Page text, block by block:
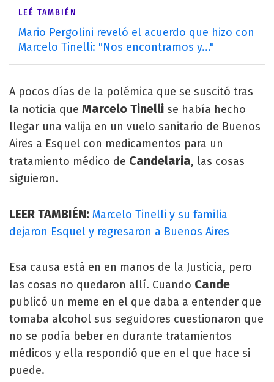
LEÉ TAMBIÉN
Mario Pergolini reveló el acuerdo que hizo con
Marcelo Tinelli: "Nos encontramos y..."
A pocos días de la polémica que se suscitó tras
la noticia que Marcelo Tinelli se había hecho
llegar una valija en un vuelo sanitario de Buenos
Aires a Esquel con medicamentos para un
tratamiento médico de Candelaria, las cosas
siguieron.
LEER TAMBIÉN: Marcelo Tinelli y su familia
dejaron Esquel y regresaron a Buenos Aires
Esa causa está en en manos de la Justicia, pero
las cosas no quedaron allí. Cuando Cande
publicó un meme en el que daba a entender que
tomaba alcohol sus seguidores cuestionaron que
no se podía beber en durante tratamientos
médicos y ella respondió que en el que hace si
puede.